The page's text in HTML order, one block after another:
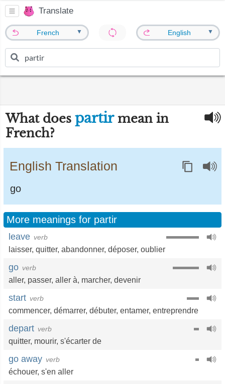
Translate
French ▼ English ▼
What does partirmean in
French?
English Translation
go
More meanings for partir
leave verb
laisser, quitter, abandonner, déposer, oublier
go verb
aller, passer, aller à, marcher, devenir
start verb
commencer, démarrer, débuter, entamer, entreprendre
depart verb
quitter, mourir, s'écarter de
go away verb
échouer, s'en aller